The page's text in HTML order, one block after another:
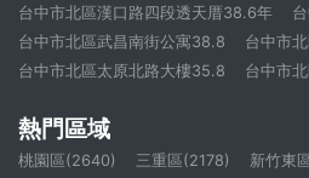
台中市北區漢口路四段透天厝38.6年
台中市北區武昌南街公寓38.8
台中市
台中市北區太原北路大樓35.8
台中市
熱門區域
桃園區(2640) 三重區(2178) 新竹東